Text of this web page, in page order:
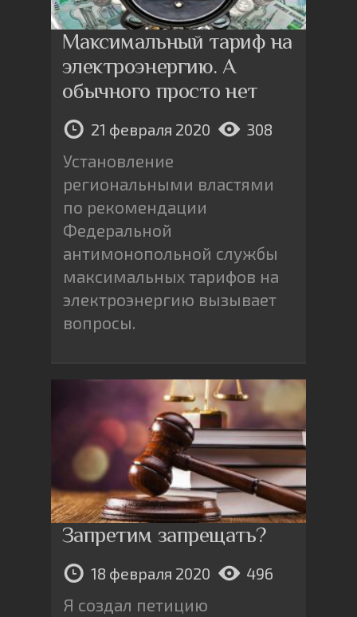
Максимальный тариф на
электроэнергию. А
обычного просто нет
21 февраля 2020 308
Установление
региональными властями
по рекомендации
Федеральной
антимонопольной службы
максимальных тарифов на
электроэнергию вызывает
вопросы.
Запретим запрещать?
18 февраля 2020 496
Я создал петицию